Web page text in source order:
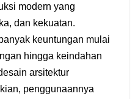
modern yang
dan kekuatan.
keuntungan mulai
hingga keindahan
arsitektur
penggunaannya